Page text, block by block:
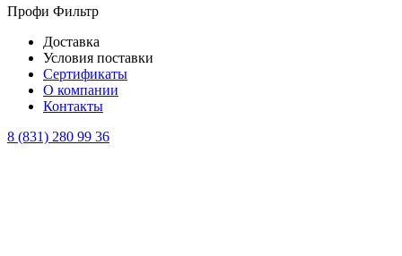
Профи Фильтр
Доставка
Условия поставки
Сертификаты
О компании
Контакты
8 (831) 280 99 36